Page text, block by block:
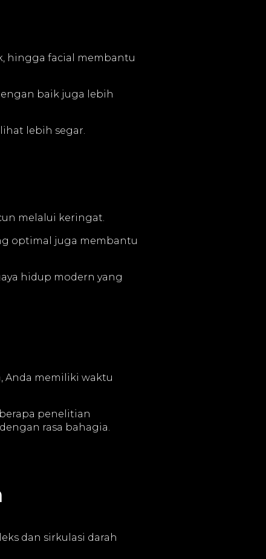
hingga facial membantu
baik juga lebih
lebih segar.
melalui keringat.
optimal juga membantu
hidup modern yang
Anda memiliki waktu
penelitian
rasa bahagia.
dan sirkulasi darah